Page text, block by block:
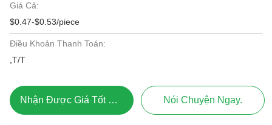
Giá Cả:
$0.47-$0.53/piece
Điều Khoản Thanh Toán:
,T/T
Nhận Được Giá Tốt Nhất Nói Chuyện Ngay.